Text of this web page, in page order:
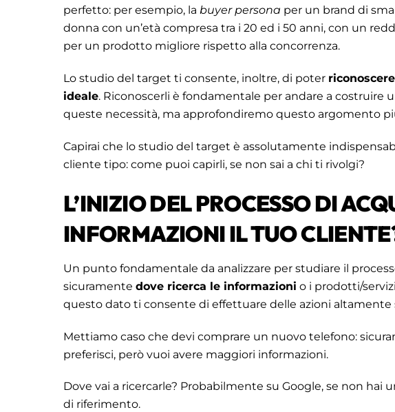
perfetto: per esempio, la buyer persona per un brand di
donna con un’età compresa tra i 20 ed i 50 anni, con un
per un prodotto migliore rispetto alla concorrenza.
Lo studio del target ti consente, inoltre, di poter
ideale. Riconoscerli è fondamentale per andare a costruire
queste necessità, ma approfondiremo questo argomento
Capirai che lo studio del target è assolutamente
cliente tipo: come puoi capirli, se non sai a chi ti rivolgi?
L’INIZIO DEL PROCESSO DI
INFORMAZIONI IL TUO
Un punto fondamentale da analizzare per studiare il
sicuramente dove ricerca le informazioni o i prodotti/
questo dato ti consente di effettuare delle azioni altamente
Mettiamo caso che devi comprare un nuovo telefono:
preferisci, però vuoi avere maggiori informazioni.
Dove vai a ricercarle? Probabilmente su Google, se non hai
di riferimento.